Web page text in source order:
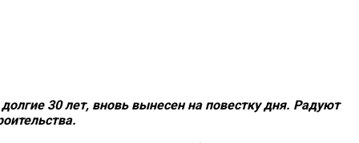
30 лет, вновь вынесен на повестку дня. Радуют